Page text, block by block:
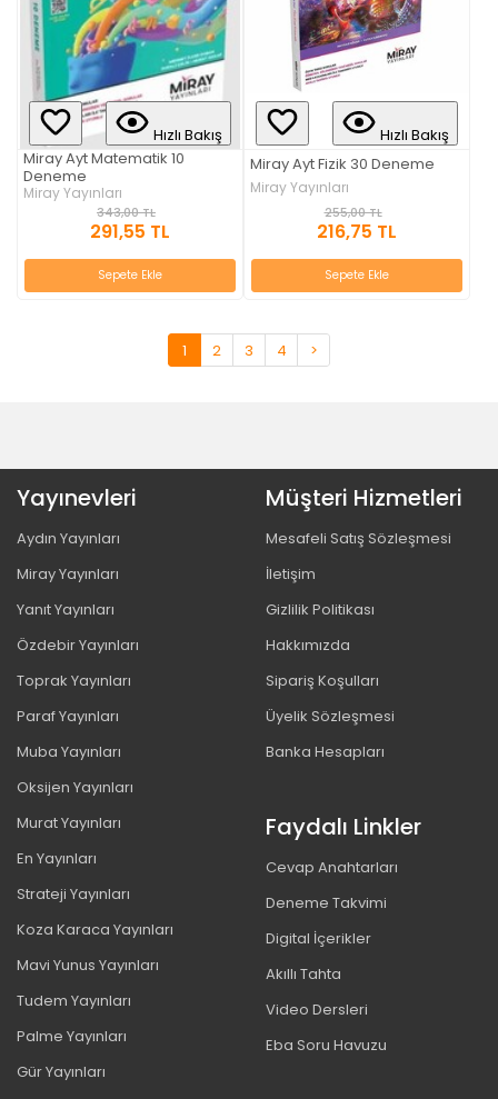
Hızlı Bakış
Miray Ayt Matematik 10
Deneme
Miray Yayınları
343,00 TL
291,55 TL
Sepete Ekle
Hızlı Bakış
Miray Ayt Fizik 30 Deneme
Miray Yayınları
255,00 TL
216,75 TL
Sepete Ekle
1 2 3 4 >
Yayınevleri
Aydın Yayınları
Miray Yayınları
Yanıt Yayınları
Özdebir Yayınları
Toprak Yayınları
Paraf Yayınları
Muba Yayınları
Oksijen Yayınları
Murat Yayınları
En Yayınları
Strateji Yayınları
Koza Karaca Yayınları
Mavi Yunus Yayınları
Tudem Yayınları
Palme Yayınları
Gür Yayınları
Müşteri Hizmetleri
Mesafeli Satış Sözleşmesi
İletişim
Gizlilik Politikası
Hakkımızda
Sipariş Koşulları
Üyelik Sözleşmesi
Banka Hesapları
Faydalı Linkler
Cevap Anahtarları
Deneme Takvimi
Digital İçerikler
Akıllı Tahta
Video Dersleri
Eba Soru Havuzu